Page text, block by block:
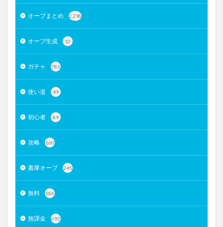
オーブまとめ 2,298
オーブ生成 10
ガチャ 781
使い道 49
初心者 89
攻略 160
書庫オーブ 245
無料 186
無課金 692